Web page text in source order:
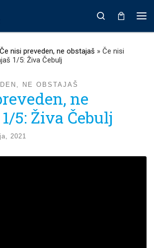
Search
Če nisi preveden, ne obstajaš » Če nisi
1/5: Živa Čebulj
NE OBSTAJAŠ
ne
5: Živa Čebulj
2021